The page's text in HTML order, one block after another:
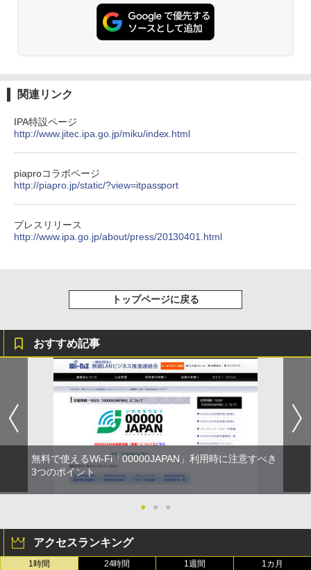
関連リンク
IPA特設ページ
http://www.jitec.ipa.go.jp/miku/index.html
piaproコラボページ
http://piapro.jp/static/?view=itpassport
プレスリリース
http://www.ipa.go.jp/about/press/20130401.html
トップページに戻る
おすすめ記事
無料で使えるWi-Fi「00000JAPAN」利用時に注意すべき
3つのポイント
● ● ●
アクセスランキング
1時間 24時間 1週間 1カ月